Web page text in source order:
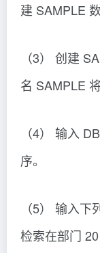
建 SAMPLE
（3） 创建
名 SAMPLE
（4） 输入
序。
（5） 输入
检索在部门